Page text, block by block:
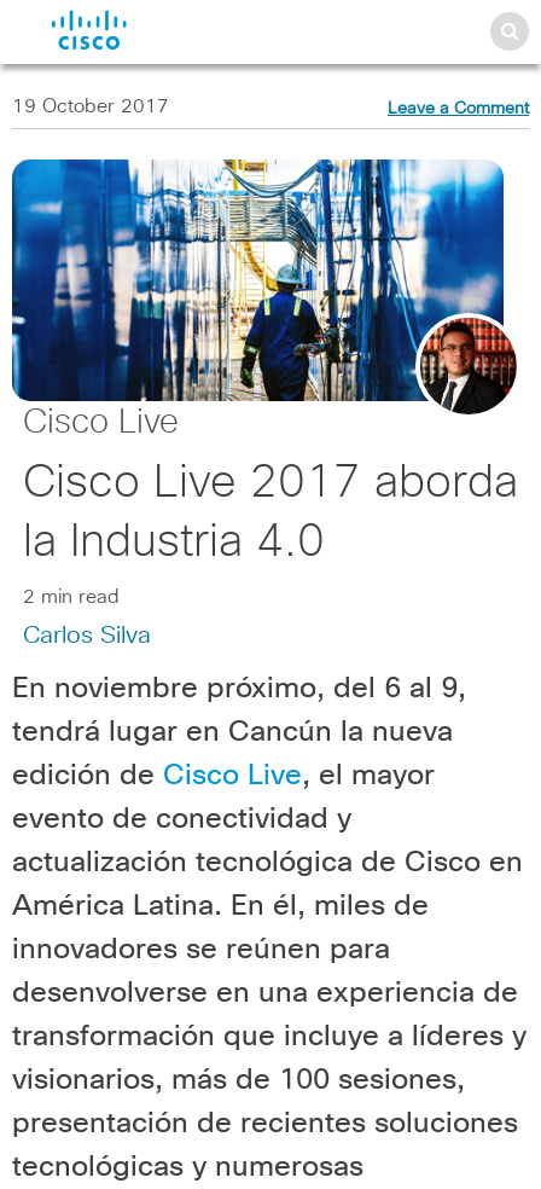
19 October 2017 Leave a Comment
Cisco Live
Cisco Live 2017 aborda
la Industria 4.0
2 min read
Carlos Silva
En noviembre próximo, del 6 al 9,
tendrá lugar en Cancún la nueva
edición de Cisco Live, el mayor
evento de conectividad y
actualización tecnológica de Cisco en
América Latina. En él, miles de
innovadores se reúnen para
desenvolverse en una experiencia de
transformación que incluye a líderes y
visionarios, más de 100 sesiones,
presentación de recientes soluciones
tecnológicas y numerosas